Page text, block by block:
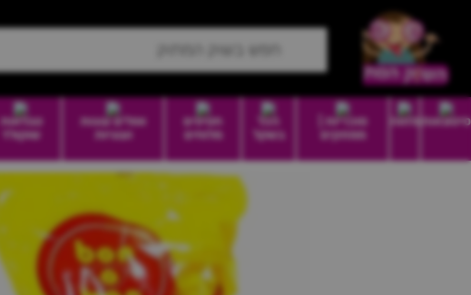
סיטונאותמזווה
סוכריות |
ממתקים
הכל
בשקל
חטיפים
מלוחים
וופלים עוגות
ועוגיות
טבלאות
שוקולד